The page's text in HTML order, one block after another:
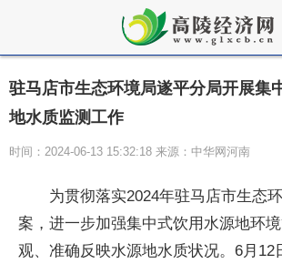
驻马店市生态环境局遂平分局开展集
地水质监测工作
时间：2024-06-13 15:32:18 来源：中华网河南
为贯彻落实2024年驻马店市生态
案，进一步加强集中式饮用水源地环
观、准确反映水源地水质状况。6月12